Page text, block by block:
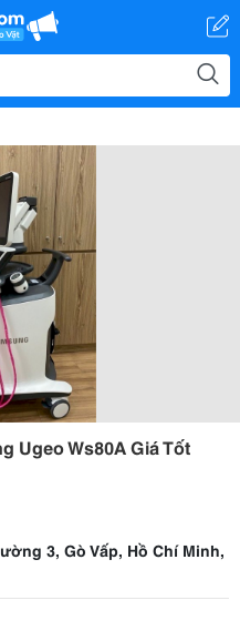
Ugeo Ws80A Giá Tốt
3, Gò Vấp, Hồ Chí Minh,